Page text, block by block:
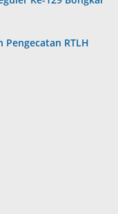
Pengecatan RTLH